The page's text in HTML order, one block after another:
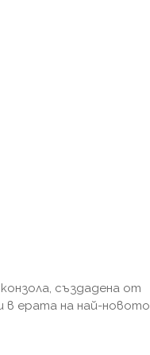
създадена от
в ерата на най-новото